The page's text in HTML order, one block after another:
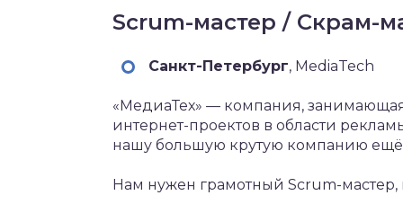
Scrum-мастер / Скрам-
Санкт-Петербург‎, MediaTech
«МедиаТех» — компания,
интернет-проектов в области
нашу большую крутую компанию
Нам нужен грамотный Scrum-